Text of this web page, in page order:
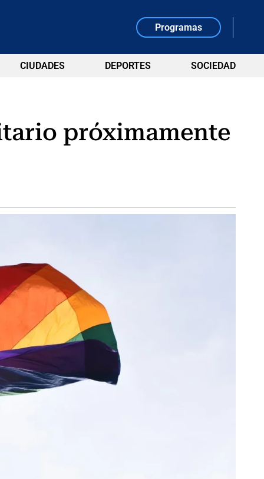
Programas
CIUDADES DEPORTES SOCIEDAD
próximamente